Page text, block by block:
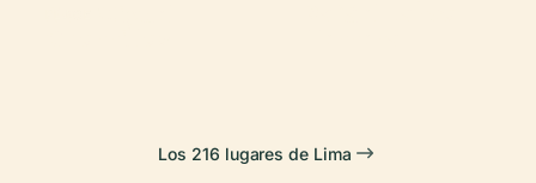
Los 216 lugares de Lima